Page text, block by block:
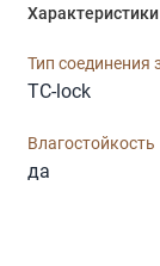
Характеристики
Тип соединения
TC-lock
Влагостойкость
да